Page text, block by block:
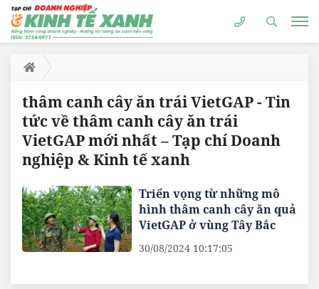
thâm canh cây ăn trái VietGAP - Tin
tức về thâm canh cây ăn trái
VietGAP mới nhất – Tạp chí Doanh
nghiệp & Kinh tế xanh
Triển vọng từ những mô
hình thâm canh cây ăn quả
VietGAP ở vùng Tây Bắc
30/08/2024 10:17:05